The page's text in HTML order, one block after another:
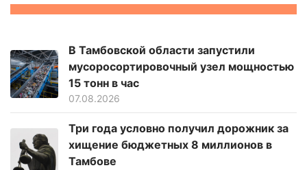
В Тамбовской области запустили
мусоросортировочный узел мощностью
15 тонн в час
07.08.2026
Три года условно получил дорожник за
хищение бюджетных 8 миллионов в
Тамбове